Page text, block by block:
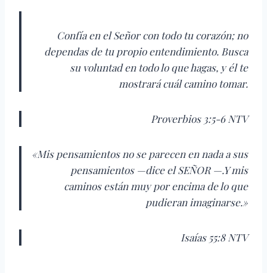
Confía en el Señor con todo tu corazón; no
dependas de tu propio entendimiento. Busca
su voluntad en todo lo que hagas, y él te
mostrará cuál camino tomar.
Proverbios 3:5-6 NTV
«Mis pensamientos no se parecen en nada a sus
pensamientos —dice el SEÑOR —.Y mis
caminos están muy por encima de lo que
pudieran imaginarse.»
Isaías 55:8 NTV